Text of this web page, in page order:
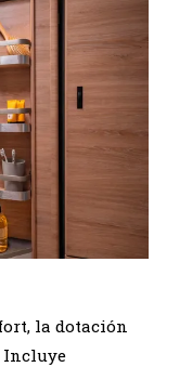
la dotación
Incluye